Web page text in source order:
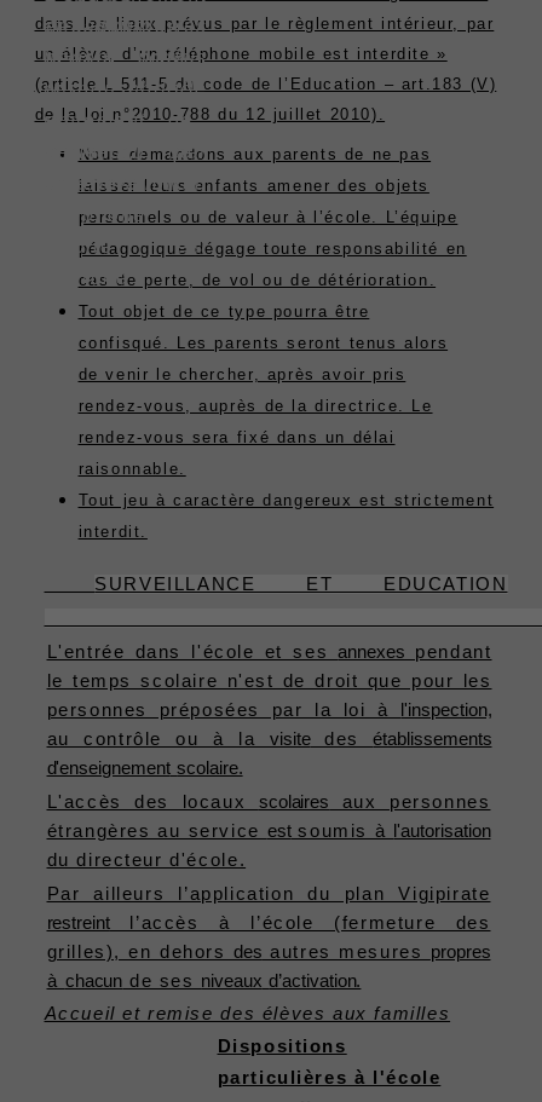
et dans les
lieux prévus
par le
règlement
intérieur, par
un élève, d’un
téléphone
mobile est
interdite
pédagogique
dégage toute
responsabilité
en cas de
perte ou de
détérioration.
dans les lieux prévus par le règlement intérieur, par
un élève, d’un téléphone mobile est interdite »
(article L 511-5 du code de l’Education – art.183 (V)
de la loi n°2010-788 du 12 juillet 2010).
Nous demandons aux parents de ne pas
laisser leurs enfants amener des objets
personnels ou de valeur à l’école. L’équipe
pédagogique dégage toute responsabilité en
cas de perte, de vol ou de détérioration.
Tout objet de ce type pourra être
confisqué. Les parents seront tenus alors
de venir le chercher, après avoir pris
rendez-vous, auprès de la directrice. Le
rendez-vous sera fixé dans un délai
raisonnable.
Tout jeu à caractère dangereux est strictement
interdit.
SURVEILLANCE ET EDUCATION
L'entrée dans l'école et sesannexes pendant
le temps scolaire n'est de droit que pour les
personnes préposées par la loi à
l'inspection,
au contrôle ou à la visitedesétablissements
d'enseignement scolaire.
L'accès des locaux scolaires aux personnes
étrangères au service estsoumis à
l'autorisation
du directeur d'école.
Par ailleurs l’application du plan Vigipirate
restreintl’accès à l’école (fermeture des
grilles), en dehorsdes autres mesures propres
à chacun de ses niveaux d’activation.
Accueil et remise des élèves aux familles
Dispositions
particulières à l'école